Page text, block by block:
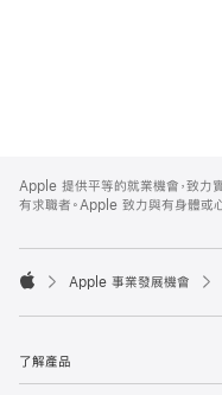
Footer
Apple 提供平等的就業機會，致力
有求職者。Apple 致力與有身體或

Apple 事業發展機會
了解產品